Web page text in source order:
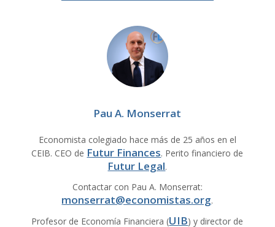
Pau A. Monserrat
Economista colegiado hace más de 25 años en el
CEIB. CEO de Futur Finances. Perito financiero de
Futur Legal.
Contactar con Pau A. Monserrat:
monserrat@economistas.org.
Profesor de Economía Financiera (UIB) y director de